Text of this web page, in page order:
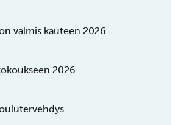
valmis kauteen 2026
2026